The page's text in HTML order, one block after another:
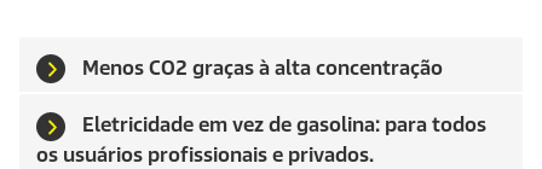
Menos CO2 graças à alta concentração
Eletricidade em vez de gasolina: para todos
os usuários profissionais e privados.